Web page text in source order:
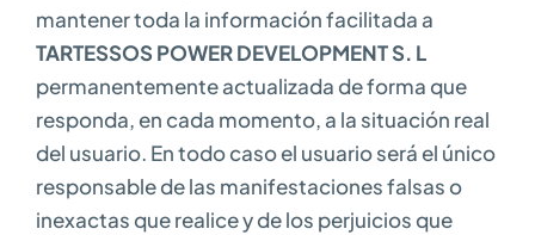
mantener toda la información facilitada a
TARTESSOS POWER DEVELOPMENT S. L
permanentemente actualizada de forma que
responda, en cada momento, a la situación real
del usuario. En todo caso el usuario será el único
responsable de las manifestaciones falsas o
inexactas que realice y de los perjuicios que